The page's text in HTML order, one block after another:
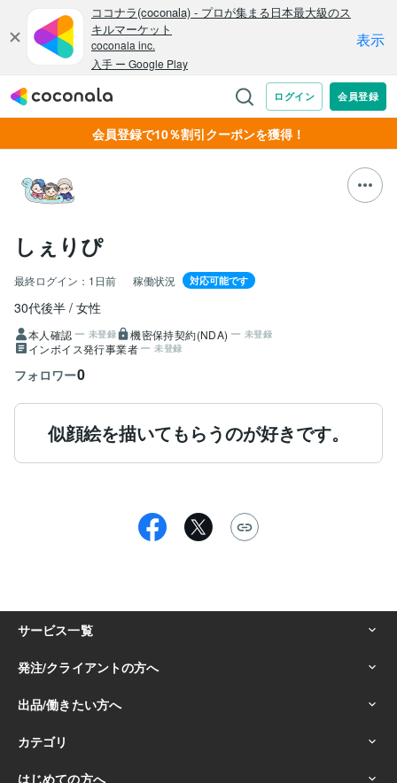
会員登録で10％割引クーポンを獲得！
しぇりぴ
最終ログイン： 1日前 稼働状況 対応可能です
30代後半 女性
本人確認 未登録 機密保持契約(NDA) 未登録
インボイス発行事業者 未登録
フォロワー0
似顔絵を描いてもらうのが好きです。